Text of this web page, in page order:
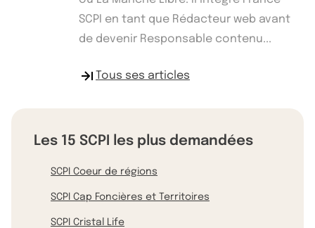
SCPI en tant que Rédacteur web avant
de devenir Responsable contenu...
Tous ses articles
Les 15 SCPI les plus demandées
SCPI Coeur de régions
SCPI Cap Foncières et Territoires
SCPI Cristal Life